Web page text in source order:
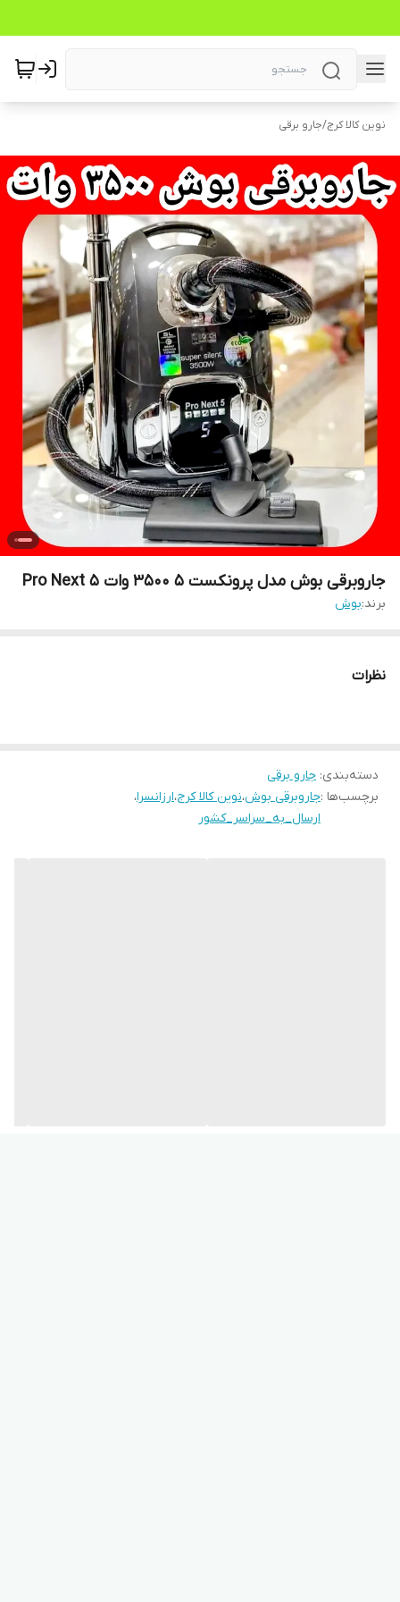
نوین کالا کرج/جارو برقی
جاروبرقی بوش مدل پرونکست 5 3500 وات Pro Next 5
برند:بوش
نظرات
دسته‌بندی: جارو برقی
برچسب‌ها :جاروبرقی بوش،نوین کالا کرج،ارزانسرا،
ارسال_به_سراسر_کشور